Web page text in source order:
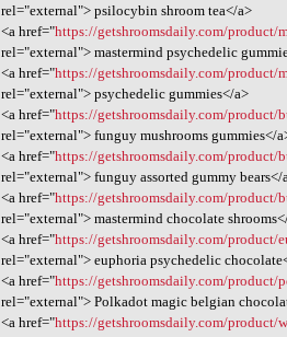
rel="external"> psilocybin shroom tea</a>
<a href="https://getshroomsdaily.com/product/
rel="external"> mastermind psychedelic
<a href="https://getshroomsdaily.com/product/
rel="external"> psychedelic gummies</a>
<a href="https://getshroomsdaily.com/product/
rel="external"> funguy mushrooms gummies</
<a href="https://getshroomsdaily.com/product/
rel="external"> funguy assorted gummy bears</
<a href="https://getshroomsdaily.com/product/
rel="external"> mastermind chocolate
<a href="https://getshroomsdaily.com/product/
rel="external"> euphoria psychedelic
<a href="https://getshroomsdaily.com/product/
rel="external"> Polkadot magic belgian
<a href="https://getshroomsdaily.com/product/